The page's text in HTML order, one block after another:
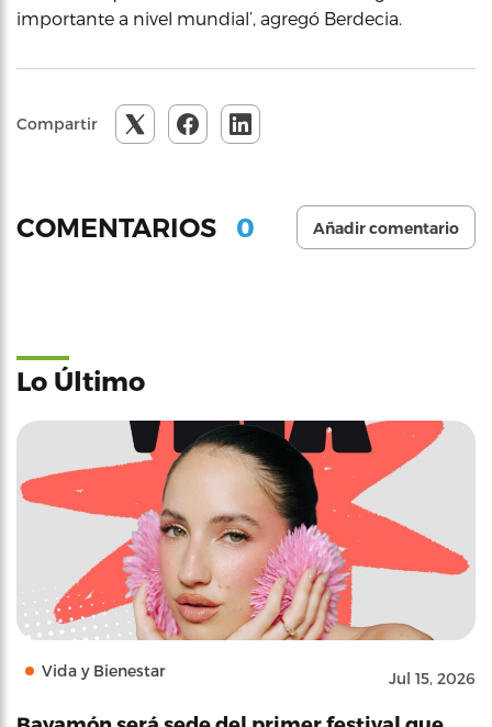
importante a nivel mundial’, agregó Berdecia.
Compartir
COMENTARIOS 0 Añadir comentario
Lo Último
Vida y Bienestar Jul 15, 2026